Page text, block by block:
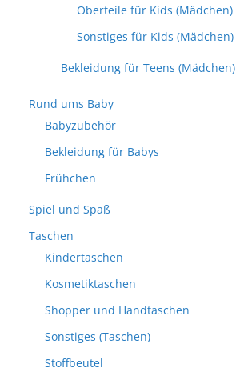
Oberteile für Kids (Mädchen)
Sonstiges für Kids (Mädchen)
Bekleidung für Teens (Mädchen)
Rund ums Baby
Babyzubehör
Bekleidung für Babys
Frühchen
Spiel und Spaß
Taschen
Kindertaschen
Kosmetiktaschen
Shopper und Handtaschen
Sonstiges (Taschen)
Stoffbeutel